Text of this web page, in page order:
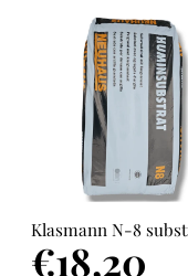
Klasmann N-8
Cena
€18,20